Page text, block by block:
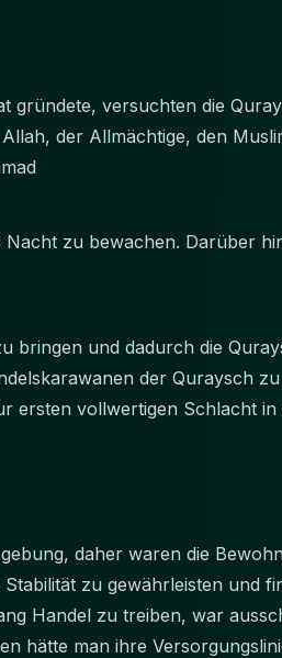
gründete, versuchten die
Allah, der Allmächtige, den
zu bewachen. Darüber
bringen und dadurch die
der Quraysch
ersten vollwertigen Schlacht in
daher waren die
zu gewährleisten und
Handel zu treiben, war
hätte man ihre